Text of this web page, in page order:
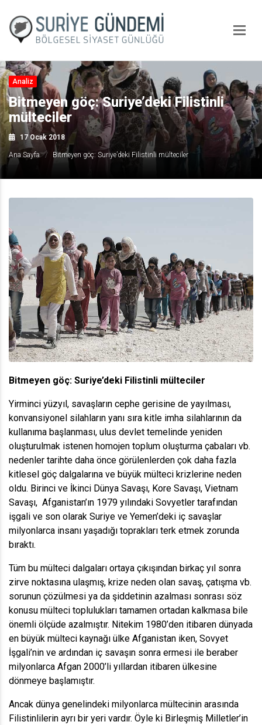
Analiz
Bitmeyen göç: Suriye’deki Filistinli
mülteciler
17 Ocak 2018
Ana Sayfa Bitmeyen göç: Suriye’deki Filistinli mülteciler
Bitmeyen göç: Suriye’deki Filistinli mülteciler
Yirminci yüzyıl, savaşların cephe gerisine de yayılması,
konvansiyonel silahların yanı sıra kitle imha silahlarının da
kullanıma başlanması, ulus devlet temelinde yeniden
oluşturulmak istenen homojen toplum oluşturma çabaları vb.
nedenler tarihte daha önce görülenlerden çok daha fazla
kitlesel göç dalgalarına ve büyük mülteci krizlerine neden
oldu. Birinci ve İkinci Dünya Savaşı, Kore Savaşı, Vietnam
Savaşı, Afganistan’ın 1979 yılındaki Sovyetler tarafından
işgali ve son olarak Suriye ve Yemen’deki iç savaşlar
milyonlarca insanı yaşadığı toprakları terk etmek zorunda
bıraktı.
Tüm bu mülteci dalgaları ortaya çıkışından birkaç yıl sonra
zirve noktasına ulaşmış, krize neden olan savaş, çatışma vb.
sorunun çözülmesi ya da şiddetinin azalması sonrası söz
konusu mülteci toplulukları tamamen ortadan kalkmasa bile
önemli ölçüde azalmıştır. Nitekim 1980’den itibaren dünyada
en büyük mülteci kaynağı ülke Afganistan iken, Sovyet
İşgali’nin ve ardından iç savaşın sonra ermesi ile beraber
milyonlarca Afgan 2000’li yıllardan itibaren ülkesine
dönmeye başlamıştır.
Ancak dünya genelindeki milyonlarca mültecinin arasında
Filistinlilerin ayrı bir yeri vardır. Öyle ki Birleşmiş Milletler’in